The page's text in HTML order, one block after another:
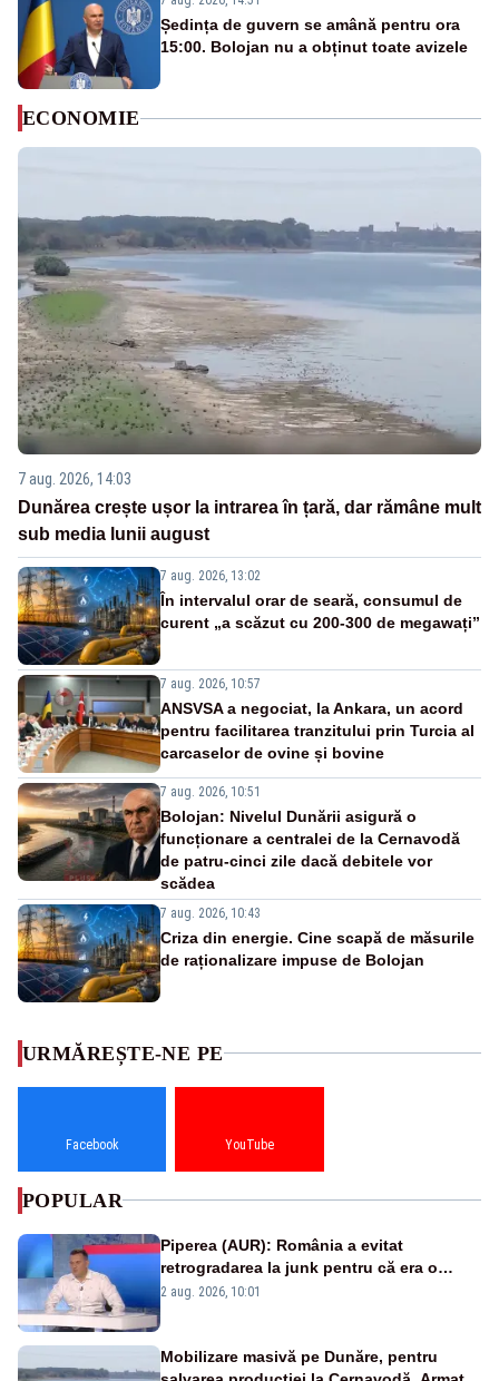
Ședința de guvern se amână pentru ora
15:00. Bolojan nu a obținut toate avizele
ECONOMIE
7 aug. 2026, 14:03
Dunărea crește ușor la intrarea în țară, dar rămâne mult
sub media lunii august
7 aug. 2026, 13:02
În intervalul orar de seară, consumul de
curent „a scăzut cu 200-300 de megawați”
7 aug. 2026, 10:57
ANSVSA a negociat, la Ankara, un acord
pentru facilitarea tranzitului prin Turcia al
carcaselor de ovine și bovine
7 aug. 2026, 10:51
Bolojan: Nivelul Dunării asigură o
funcționare a centralei de la Cernavodă
de patru-cinci zile dacă debitele vor
scădea
7 aug. 2026, 10:43
Criza din energie. Cine scapă de măsurile
de raționalizare impuse de Bolojan
URMĂREȘTE-NE PE
Facebook YouTube
POPULAR
Piperea (AUR): România a evitat
retrogradarea la junk pentru că era o
catastrofă pentru bănci și fondurile de
2 aug. 2026, 10:01
Mobilizare masivă pe Dunăre, pentru